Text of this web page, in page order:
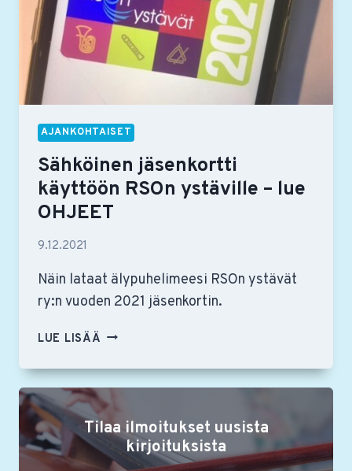
AJANKOHTAISET
Sähköinen jäsenkortti
käyttöön RSOn ystäville – lue
OHJEET
9.12.2021
Näin lataat älypuhelimeesi RSOn ystävät
ry:n vuoden 2021 jäsenkortin.
LUE LISÄÄ SÄHKÖINEN
KÄYTTÖÖN
RSON
YSTÄVILLE
–
LUE
OHJEET
Tilaa ilmoitukset uusista
kirjoituksista